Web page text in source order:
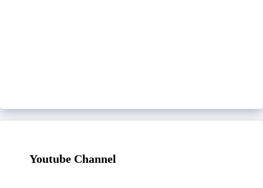
Youtube Channel